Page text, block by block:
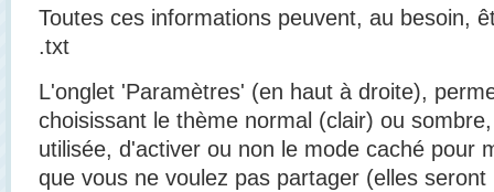
Toutes ces informations peuvent, au besoin,
.txt
L'onglet 'Paramètres' (en haut à droite),
choisissant le thème normal (clair) ou
utilisée, d'activer ou non le mode caché pour
que vous ne voulez pas partager (elles